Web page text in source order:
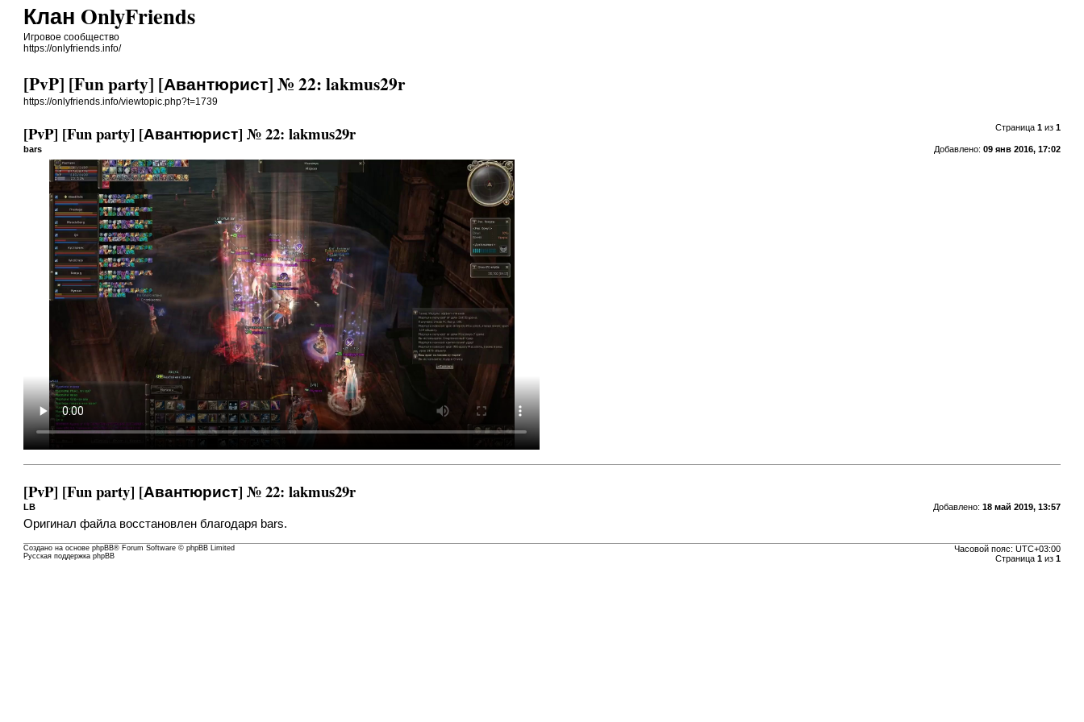
Клан OnlyFriends
Игровое сообщество
https://onlyfriends.info/
[PvP] [Fun party] [Авантюрист] № 22: lakmus29r
https://onlyfriends.info/viewtopic.php?t=1739
Страница 1из 1
[PvP] [Fun party] [Авантюрист] № 22: lakmus29r
Добавлено: 09 янв 2016, 17:02
bars
[PvP] [Fun party] [Авантюрист] № 22: lakmus29r
Добавлено: 18 май 2019, 13:57
LB
Оригинал файла восстановлен благодаря bars.
Часовой пояс: UTC+03:00
Страница 1из 1
Создано на основеphpBB® Forum Software © phpBB Limited
Русская поддержка phpBB